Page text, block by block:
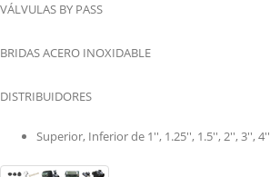
VÁLVULAS BY PASS
BRIDAS ACERO INOXIDABLE
DISTRIBUIDORES
Superior, Inferior de 1'', 1.25'', 1.5'', 2'', 3'', 4''